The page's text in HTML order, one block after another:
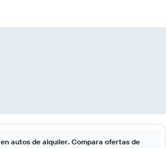
autos de alquiler. Compara ofertas de